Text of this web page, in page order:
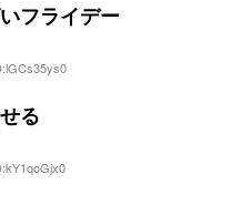
フライデー
る